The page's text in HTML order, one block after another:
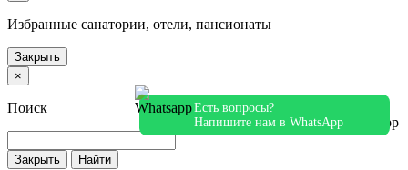
Есть вопросы?
Напишите нам в WhatsApp
Избранные санатории, отели, пансионаты
Закрыть
×
Поиск
Закрыть Найти